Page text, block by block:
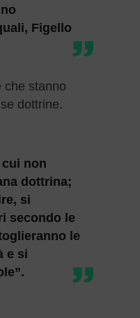
Figello
che stanno
dottrine.
non
dottrina;
si
secondo le
le
e si